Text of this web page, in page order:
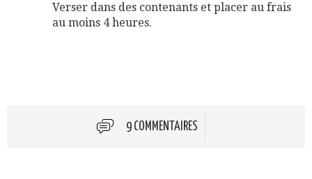
Verser dans des contenants et placer au frais
au moins 4 heures.
9 COMMENTAIRES